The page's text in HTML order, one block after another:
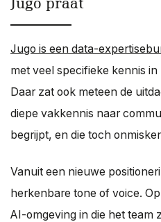
Jugo is een data-
met veel specifieke kennis in
Daar zat ook meteen de
diepe vakkennis naar
begrijpt, en die toch
Vanuit een nieuwe
herkenbare tone of voice.
AI-omgeving in die het team